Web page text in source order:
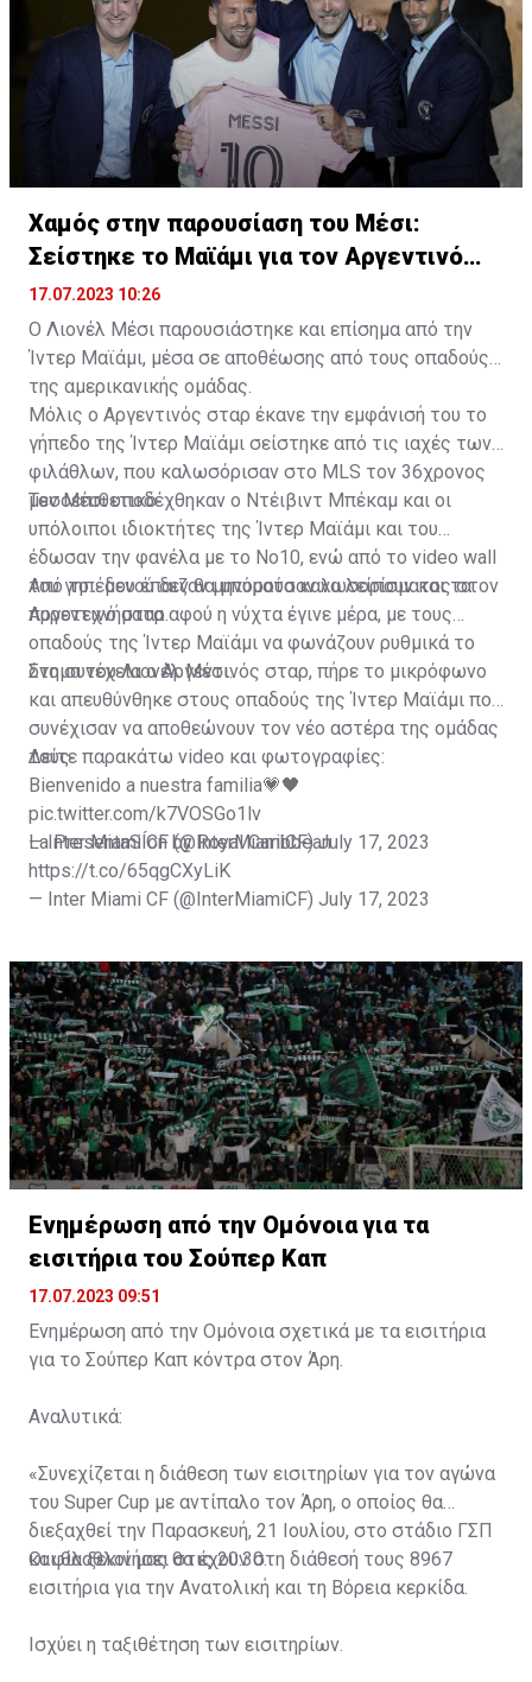
Χαμός στην παρουσίαση του Μέσι:
Σείστηκε το Μαϊάμι για τον Αργεντινό
σταρ
17.07.2023 10:26
Ο Λιονέλ Μέσι παρουσιάστηκε και επίσημα από την
Ίντερ Μαϊάμι, μέσα σε αποθέωσης από τους οπαδούς
της αμερικανικής ομάδας.
Μόλις ο Αργεντινός σταρ έκανε την εμφάνισή του το
γήπεδο της Ίντερ Μαϊάμι σείστηκε από τις ιαχές των
φιλάθλων, που καλωσόρισαν στο MLS τον 36χρονος
μεσοεπιθετικό.
Τον Μέσι υποδέχθηκαν ο Ντέιβιντ Μπέκαμ και οι
υπόλοιποι ιδιοκτήτες της Ίντερ Μαϊάμι και του
έδωσαν την φανέλα με το Νο10, ενώ από το video wall
του γηπέδου έπαιζαν μηνύματα καλωσορίσματος στον
Αργεντινό σταρ.
Από το... μενού δεν θα μπορούσαν να λείπουν και τα
πυροτεχνήματα αφού η νύχτα έγινε μέρα, με τους
οπαδούς της Ίντερ Μαϊάμι να φωνάζουν ρυθμικά το
όνομα του Λιονέλ Μέσι.
Στη συνέχεια ο Αργεντινός σταρ, πήρε το μικρόφωνο
και απευθύνθηκε στους οπαδούς της Ίντερ Μαϊάμι που
συνέχισαν να αποθεώνουν τον νέο αστέρα της ομάδας
τους.
Δείτε παρακάτω video και φωτογραφίες:
Bienvenido a nuestra familia💗🖤
pic.twitter.com/k7VOSGo1lv
— Inter Miami CF (@InterMiamiCF)July 17, 2023
La PresentaSÍon by Royal Caribbean
https://t.co/65qgCXyLiK
— Inter Miami CF (@InterMiamiCF) July 17, 2023
Ενημέρωση από την Ομόνοια για τα
εισιτήρια του Σούπερ Καπ
17.07.2023 09:51
Ενημέρωση από την Ομόνοια σχετικά με τα εισιτήρια
για το Σούπερ Καπ κόντρα στον Άρη.
Αναλυτικά:
«Συνεχίζεται η διάθεση των εισιτηρίων για τον αγώνα
του Super Cup με αντίπαλο τον Άρη, ο οποίος θα
διεξαχθεί την Παρασκευή, 21 Ιουλίου, στο στάδιο ΓΣΠ
και θα ξεκινήσει στις 20:30.
Οι φίλαθλοί μας θα έχουν στη διάθεσή τους 8967
εισιτήρια για την Ανατολική και τη Βόρεια κερκίδα.
Ισχύει η ταξιθέτηση των εισιτηρίων.